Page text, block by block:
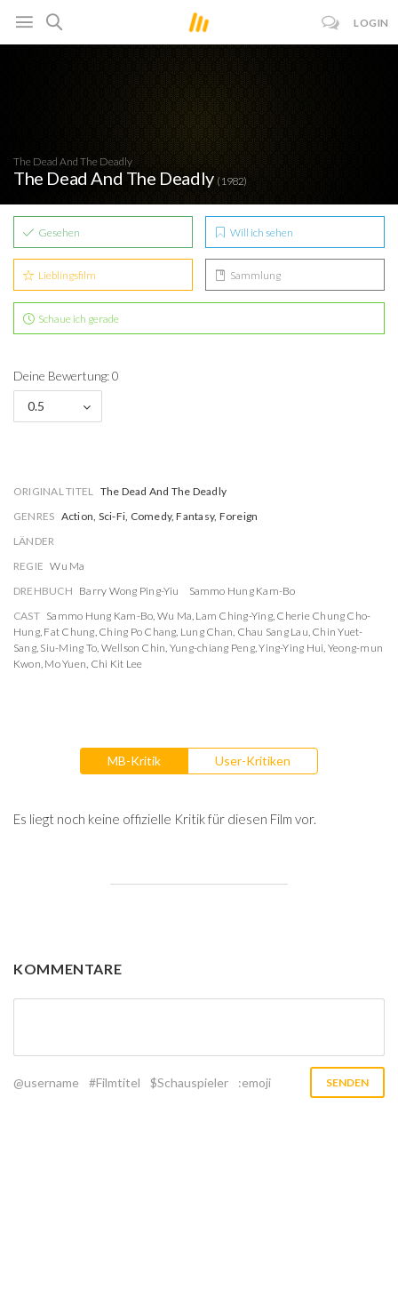
LOGIN
The Dead And The Deadly
The Dead And The Deadly (1982)
Gesehen Will ich sehen
Lieblingsfilm Sammlung
Schaue ich gerade
Deine Bewertung: 0
0.5
ORIGINAL TITEL The Dead And The Deadly
GENRES Action, Sci-Fi, Comedy, Fantasy, Foreign
LÄNDER
REGIE Wu Ma
DREHBUCH Barry Wong Ping-Yiu
Sammo Hung Kam-Bo
CAST Sammo Hung Kam-Bo, Wu Ma, Lam Ching-Ying, Cherie Chung Cho-
Hung, Fat Chung, Ching Po Chang, Lung Chan, Chau Sang Lau, Chin Yuet-
Sang, Siu-Ming To, Wellson Chin, Yung-chiang Peng,Ying-Ying Hui, Yeong-mun
Kwon, Mo Yuen, Chi Kit Lee
MB-Kritik User-Kritiken
Es liegt noch keine offizielle Kritik für diesen Film vor.
KOMMENTARE
@username #Filmtitel $Schauspieler :emoji